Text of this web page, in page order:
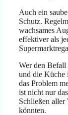
Auch ein
Schutz.
wachsames
effektiver als
Wer den Befall
und die Küche
das Problem
ist nicht nur
Schließen aller
könnten.